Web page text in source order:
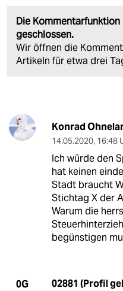
Die
geschlossen.
Wir öffnen die
Artikeln für etwa drei
Konrad
14.05.2020, 16:48
Ich würde den
hat keinen
Stadt braucht
Stichtag X der
Warum die
begünstigen
0G 02881 (Profil